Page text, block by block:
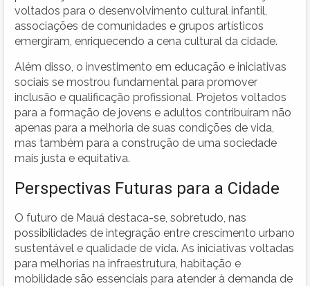
voltados para o desenvolvimento cultural infantil,
associações de comunidades e grupos artísticos
emergiram, enriquecendo a cena cultural da cidade.
Além disso, o investimento em educação e iniciativas
sociais se mostrou fundamental para promover
inclusão e qualificação profissional. Projetos voltados
para a formação de jovens e adultos contribuíram não
apenas para a melhoria de suas condições de vida,
mas também para a construção de uma sociedade
mais justa e equitativa.
Perspectivas Futuras para a Cidade
O futuro de Mauá destaca-se, sobretudo, nas
possibilidades de integração entre crescimento urbano
sustentável e qualidade de vida. As iniciativas voltadas
para melhorias na infraestrutura, habitação e
mobilidade são essenciais para atender à demanda de